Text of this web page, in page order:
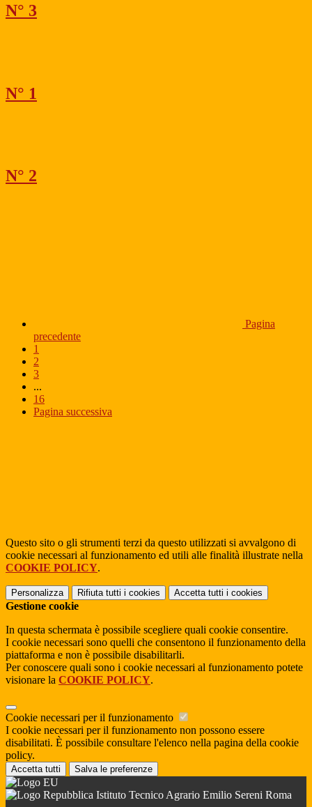
N° 3
N° 1
N° 2
Pagina
precedente
1
2
3
...
16
Pagina successiva
Questo sito o gli strumenti terzi da questo utilizzati si avvalgono di
cookie necessari al funzionamento ed utili alle finalità illustrate nella
COOKIE POLICY.
Personalizza Rifiuta tutti i cookies Accetta tutti i cookies
Gestione cookie
In questa schermata è possibile scegliere quali cookie consentire.
I cookie necessari sono quelli che consentono il funzionamento della
piattaforma e non è possibile disabilitarli.
Per conoscere quali sono i cookie necessari al funzionamento potete
visionare la COOKIE POLICY.
Cookie necessari per il funzionamento
I cookie necessari per il funzionamento non possono essere
disabilitati. È possibile consultare l'elenco nella pagina della cookie
policy.
Accetta tutti Salva le preferenze
Istituto Tecnico Agrario Emilio Sereni Roma